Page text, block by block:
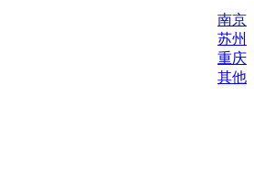
南京
苏州
重庆
其他